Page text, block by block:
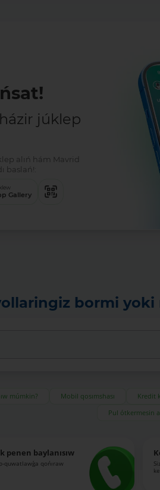
júklep
alıń hám Mavrid
baslań!:
Gallery
bormi
múmkin? Mobil qosımshası Kredit
Pul ótkermesin
penen baylanısıw
quwatlawǵa qońıraw